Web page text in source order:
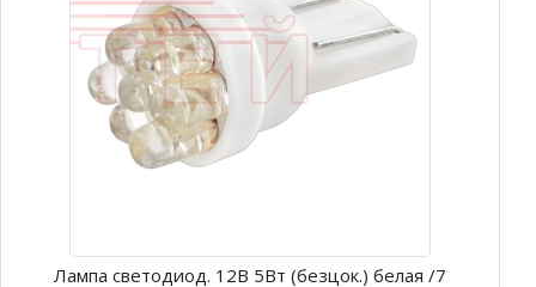
Лампа светодиод. 12В 5Вт (безцок.) белая /7